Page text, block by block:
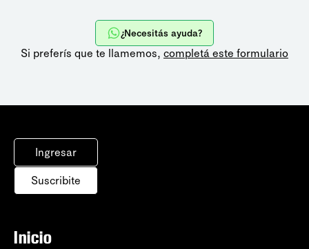
¿Necesitás ayuda?
Si preferís que te llamemos, completá este formulario
Ingresar
Suscribite
Inicio